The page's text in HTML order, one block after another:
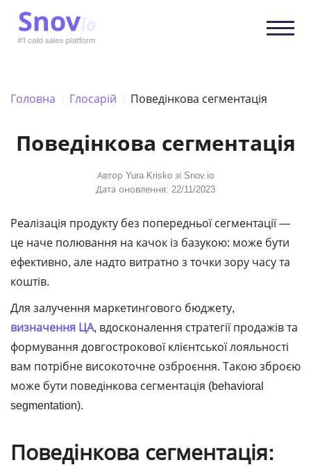
Головна / Глосарій / Поведінкова сегментація
Поведінкова сегментація
Автор Yura Krisko зі Snov.io
Дата оновлення: 22/11/2023
Реалізація продукту без попередньої сегментації ―
це наче полювання на качок із базукою: може бути
ефективно, але надто витратно з точки зору часу та
коштів.
Для залучення маркетингового бюджету,
визначення ЦА, вдосконалення стратегії продажів та
формування довгострокової клієнтської лояльності
вам потрібне високоточне озброєння. Такою зброєю
може бути поведінкова сегментація (behavioral
segmentation).
Поведінкова сегментація: